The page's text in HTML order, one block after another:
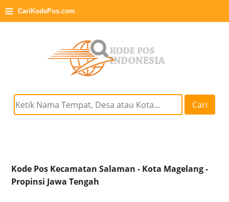
≡ CariKodePos.com
Cari
Kode Pos Kecamatan Salaman - Kota Magelang -
Propinsi Jawa Tengah